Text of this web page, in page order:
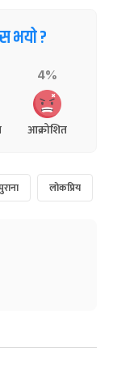
भयो ?
4%
आक्रोशित
लोकप्रिय